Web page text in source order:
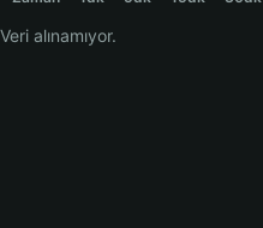
हिन्दी
Veri alınamıyor.